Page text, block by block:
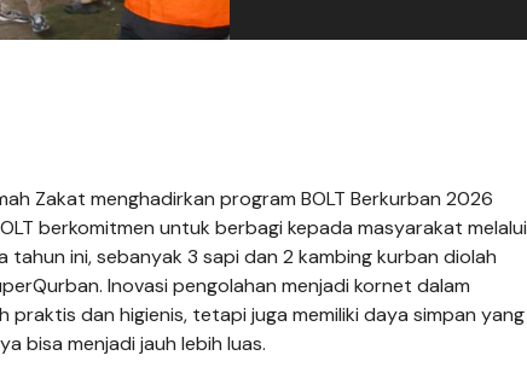
Zakat menghadirkan program BOLT Berkurban 2026
berkomitmen untuk berbagi kepada masyarakat melalui
ini, sebanyak 3 sapi dan 2 kambing kurban diolah
Inovasi pengolahan menjadi kornet dalam
dan higienis, tetapi juga memiliki daya simpan yang
bisa menjadi jauh lebih luas.